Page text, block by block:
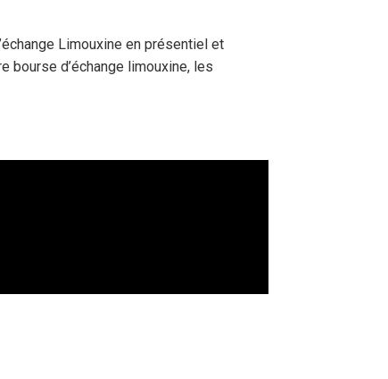
Limouxine en présentiel et
bourse d’échange limouxine, les